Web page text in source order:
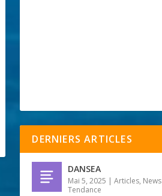
DERNIERS ARTICLES
DANSEA
Mai 5, 2025 |Articles, News
Tendance